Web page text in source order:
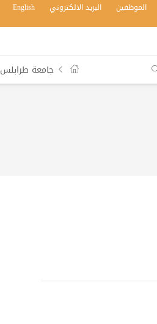
الموظفين البريد الالكتروني English
جامعة طرابلس